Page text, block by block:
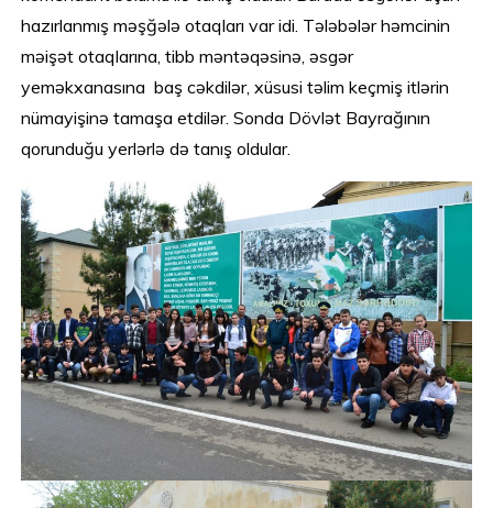
hazırlanmış məşğələ otaqları var idi. Tələbələr həmcinin
məişət otaqlarına, tibb məntəqəsinə, əsgər
yeməkxanasına baş cəkdilər, xüsusi təlim keçmiş itlərin
nümayişinə tamaşa etdilər. Sonda Dövlət Bayrağının
qorunduğu yerlərlə də tanış oldular.